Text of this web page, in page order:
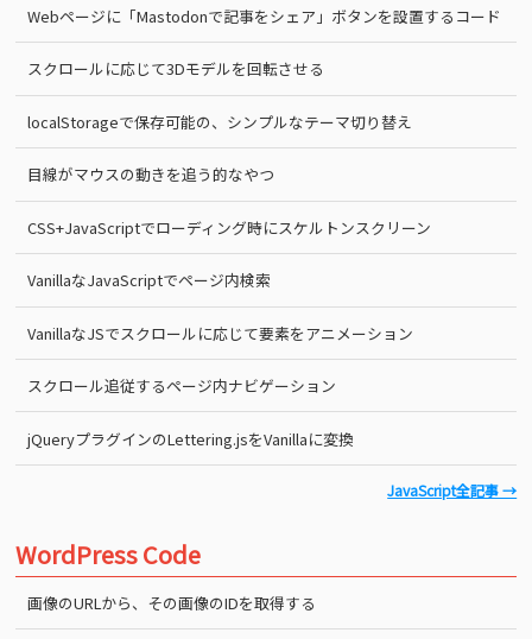
Webページに「Mastodonで記事をシェア」ボタンを設置するコード
スクロールに応じて3Dモデルを回転させる
localStorageで保存可能の、シンプルなテーマ切り替え
目線がマウスの動きを追う的なやつ
CSS+JavaScriptでローディング時にスケルトンスクリーン
VanillaなJavaScriptでページ内検索
VanillaなJSでスクロールに応じて要素をアニメーション
スクロール追従するページ内ナビゲーション
jQueryプラグインのLettering.jsをVanillaに変換
JavaScript全記事 →
WordPress Code
画像のURLから、その画像のIDを取得する